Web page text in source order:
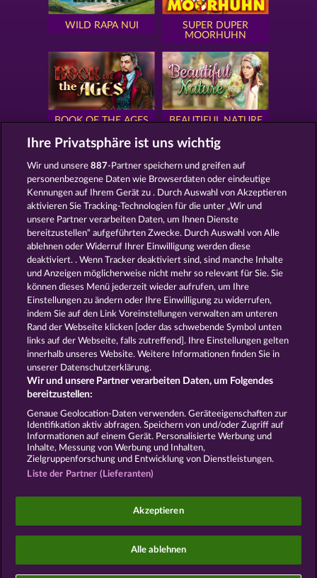
WILD RAPA NUI
SUPER DUPER
MOORHUHN
BOOK OF THE AGES BEAUTIFUL NATURE
SIMPLY THE BEST ROYAL SEVEN
GOLDEN EI OF
MOORHUHN
FOREVER
DIAMONDS
Alle Spiele zeigen
AGB Datenschutz
Unternehmensseite
Widerruf einreichen
Social Casino Spiele dienen der reinen Unterhaltung
Erfolge bei Glücksspielen mit Geldeinsatz.
©2026 Whow Games GmbH
Ihre Privatsphäre ist uns wichtig
Wir und unsere887-Partner speichern und greifen auf
personenbezogene Daten wie Browserdaten oder eindeutige
Kennungen auf Ihrem Gerät zu . Durch Auswahl von Akzeptieren
aktivieren Sie Tracking-Technologien für die unter „Wir und
unsere Partner verarbeiten Daten, um Ihnen Dienste
bereitzustellen“ aufgeführten Zwecke. Durch Auswahl von Alle
ablehnen oder Widerruf Ihrer Einwilligung werden diese
deaktiviert. . Wenn Tracker deaktiviert sind, sind manche Inhalte
und Anzeigen möglicherweise nicht mehr so ​​relevant für Sie. Sie
können dieses Menü jederzeit wieder aufrufen, um Ihre
Einstellungen zu ändern oder Ihre Einwilligung zu widerrufen,
indem Sie auf den Link Voreinstellungen verwalten am unteren
Rand der Webseite klicken [oder das schwebende Symbol unten
links auf der Webseite, falls zutreffend]. Ihre Einstellungen gelten
innerhalb unseres Website. Weitere Informationen finden Sie in
unserer Datenschutzerklärung.
Wir und unsere Partner verarbeiten Daten, um Folgendes
bereitzustellen:
Genaue Geolocation-Daten verwenden. Geräteeigenschaften zur
Identifikation aktiv abfragen. Speichern von und/oder Zugriff auf
Informationen auf einem Gerät. Personalisierte Werbung und
Inhalte, Messung von Werbung und Inhalten,
Zielgruppenforschung und Entwicklung von Dienstleistungen.
Liste der Partner (Lieferanten)
Akzeptieren
Alle ablehnen